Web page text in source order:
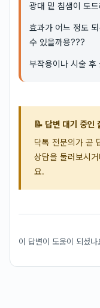
광대 밑 침샘이 도
효과가 어느 정도
수 있을까용???
부작용이나 시술 후
📝 답변 대기 중인
닥톡 전문의가 곧
상담을 둘러보시
요.
이 답변이 도움이 되셨나